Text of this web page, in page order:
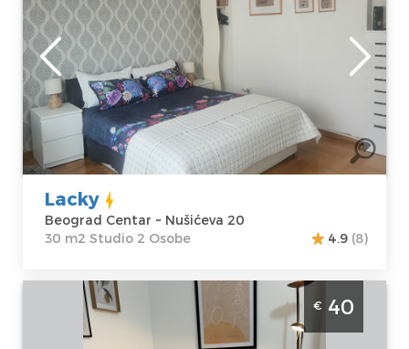
maksimalno 2 osobe.
Beograd
Lokacija:
Beograd Centar
Adresa: Nušićeva
20
Cena40 €
Gosti:
Kvadratura :30
m2
Struktura :
Studio
Lacky
Beograd Centar ~ Nušićeva 20
30 m2 Studio 2 Osobe
4.9 (8)
Studio Apartman Jelena's Place Beograd
Centar Apartman Jelena's Place nalazi se u
samom centru grada u blizini Skadarlije
€ 40